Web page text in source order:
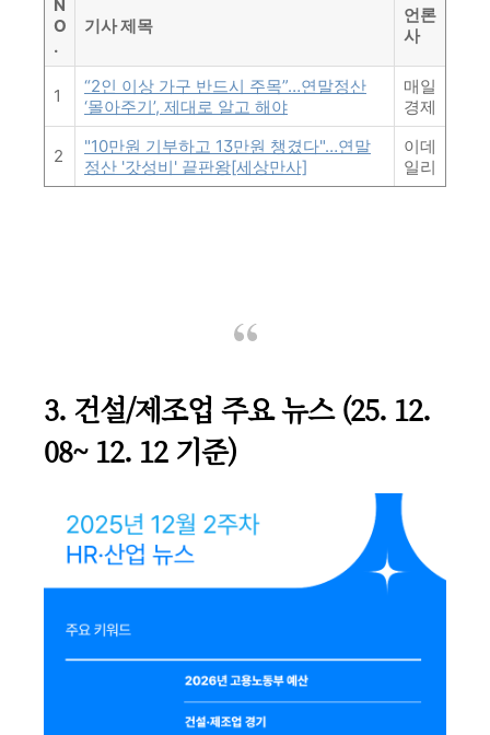
N
O
.
기사 제목
언론
사
1
“2인 이상 가구 반드시 주목”…연말정산
‘몰아주기’, 제대로 알고 해야
매일
경제
2
"10만원 기부하고 13만원 챙겼다"…연말
정산 '갓성비' 끝판왕[세상만사]
이데
일리
3. 건설/제조업 주요 뉴스 (25. 12.
08~ 12. 12 기준)